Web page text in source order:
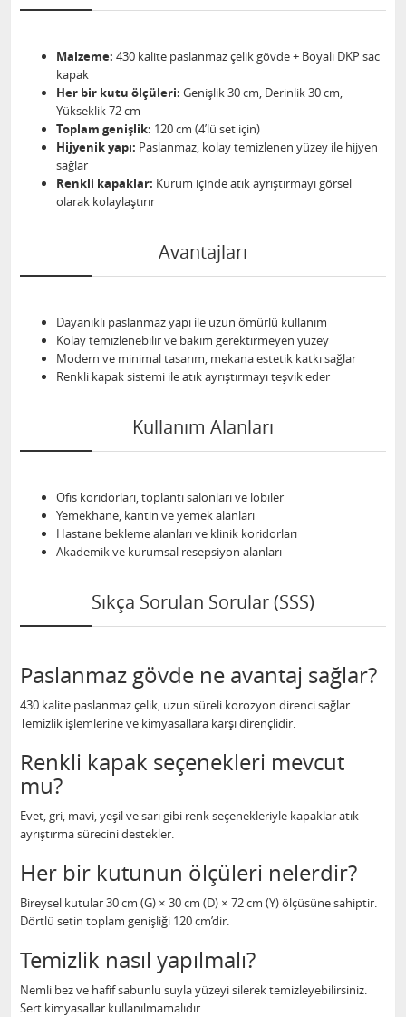
Malzeme: 430 kalite paslanmaz çelik gövde + Boyalı DKP sac
kapak
Her bir kutu ölçüleri: Genişlik 30 cm, Derinlik 30 cm,
Yükseklik 72 cm
Toplam genişlik: 120 cm (4’lü set için)
Hijyenik yapı: Paslanmaz, kolay temizlenen yüzey ile hijyen
sağlar
Renkli kapaklar: Kurum içinde atık ayrıştırmayı görsel
olarak kolaylaştırır
Avantajları
Dayanıklı paslanmaz yapı ile uzun ömürlü kullanım
Kolay temizlenebilir ve bakım gerektirmeyen yüzey
Modern ve minimal tasarım, mekana estetik katkı sağlar
Renkli kapak sistemi ile atık ayrıştırmayı teşvik eder
Kullanım Alanları
Ofis koridorları, toplantı salonları ve lobiler
Yemekhane, kantin ve yemek alanları
Hastane bekleme alanları ve klinik koridorları
Akademik ve kurumsal resepsiyon alanları
Sıkça Sorulan Sorular (SSS)
Paslanmaz gövde ne avantaj sağlar?
430 kalite paslanmaz çelik, uzun süreli korozyon direnci sağlar.
Temizlik işlemlerine ve kimyasallara karşı dirençlidir.
Renkli kapak seçenekleri mevcut
mu?
Evet, gri, mavi, yeşil ve sarı gibi renk seçenekleriyle kapaklar atık
ayrıştırma sürecini destekler.
Her bir kutunun ölçüleri nelerdir?
Bireysel kutular 30 cm (G) × 30 cm (D) × 72 cm (Y) ölçüsüne sahiptir.
Dörtlü setin toplam genişliği 120 cm’dir.
Temizlik nasıl yapılmalı?
Nemli bez ve hafif sabunlu suyla yüzeyi silerek temizleyebilirsiniz.
Sert kimyasallar kullanılmamalıdır.